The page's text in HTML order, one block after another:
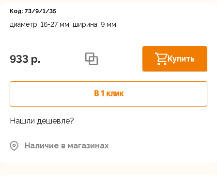
Код: 73/9/1/35
диаметр: 16-27 мм, ширина: 9 мм
933 p. Купить
В 1 клик
Нашли дешевле?
Наличие в магазинах
31-й км, 34/1
Скоро в
продаже
г.Балашиха: шоссе Энтузиастов,
Западная коммунальная зона, вл. 4
район, д.Грибки, ул. Промышленная